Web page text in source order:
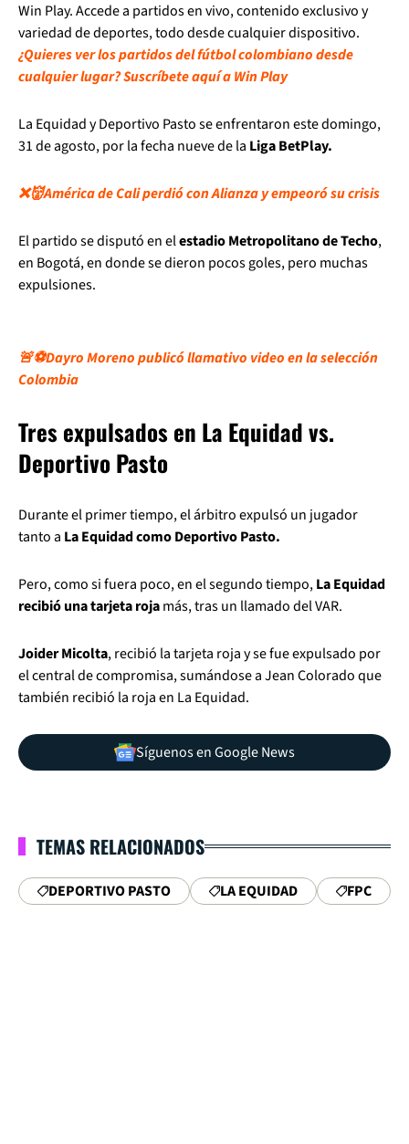
Win Play. Accede a partidos en vivo, contenido exclusivo y
variedad de deportes, todo desde cualquier dispositivo.
¿Quieres ver los partidos del fútbol colombiano desde
cualquier lugar? Suscríbete aquí a Win Play
La Equidad y Deportivo Pasto se enfrentaron este domingo,
31 de agosto, por la fecha nueve de la Liga BetPlay.
❌👹América de Cali perdió con Alianza y empeoró su crisis
El partido se disputó en elestadio Metropolitano de Techo,
en Bogotá, en donde se dieron pocos goles, pero muchas
expulsiones.
🚨⚽Dayro Moreno publicó llamativo video en la selección
Colombia
Tres expulsados en La Equidad vs.
Deportivo Pasto
Durante el primer tiempo, el árbitro expulsó un jugador
tanto a La Equidad como Deportivo Pasto.
Pero, como si fuera poco, en el segundo tiempo,La Equidad
recibió una tarjeta rojamás, tras un llamado del VAR.
Joider Micolta, recibió la tarjeta roja y se fue expulsado por
el central de compromisa, sumándose a Jean Colorado que
también recibió la roja en La Equidad.
Síguenos en Google News
TEMAS RELACIONADOS
DEPORTIVO PASTO LA EQUIDAD FPC